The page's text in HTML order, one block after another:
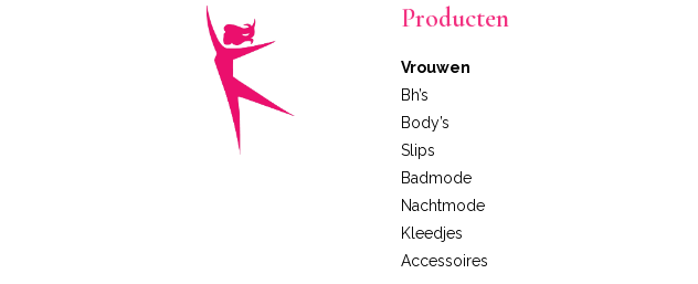
Producten
Vrouwen
Bh’s
Body’s
Slips
Badmode
Nachtmode
Kleedjes
Accessoires